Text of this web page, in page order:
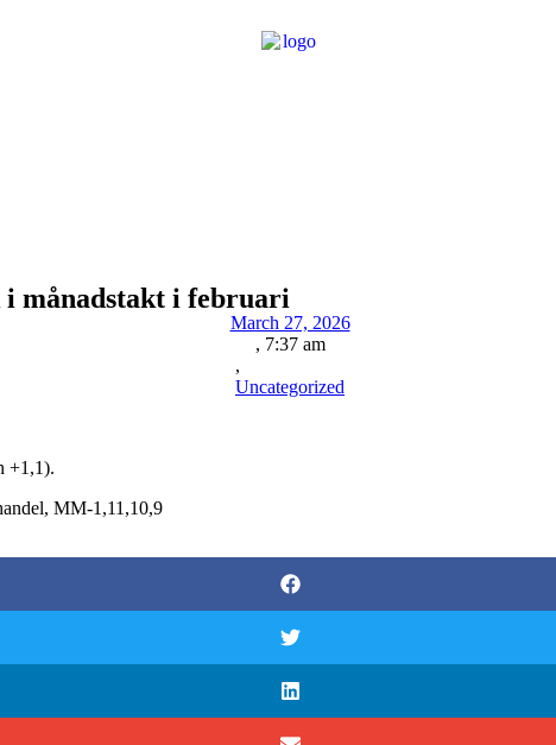
månadstakt i februari
March 27, 2026
, 7:37 am
,
Uncategorized
+1,1).
MM-1,11,10,9